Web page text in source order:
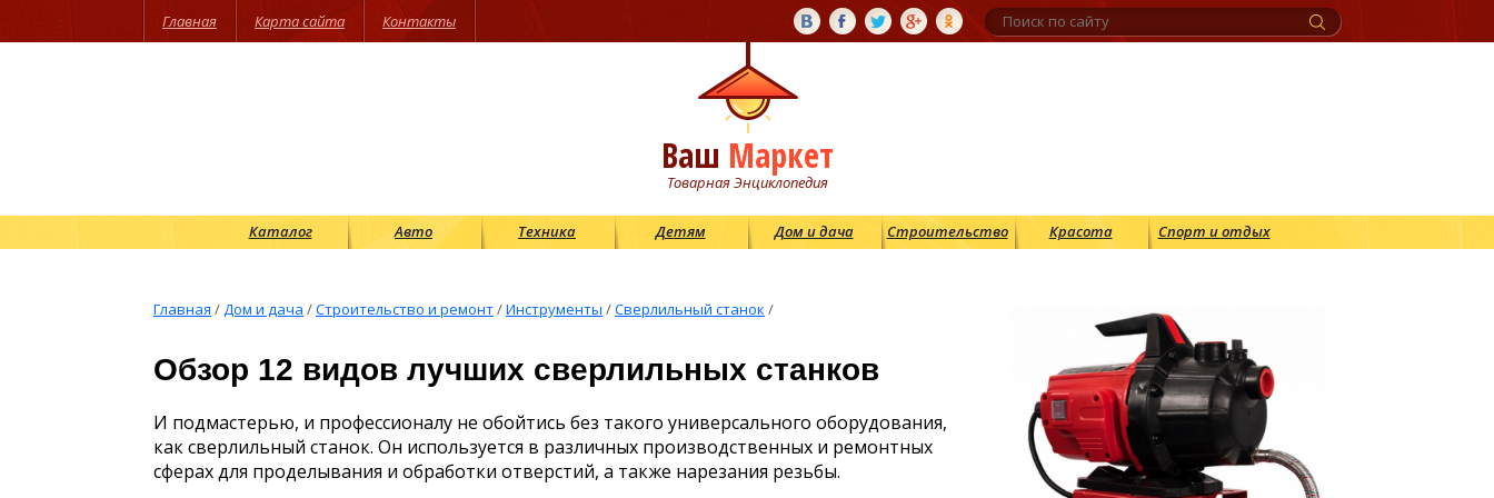
Главная Карта сайта Контакты
Ваш Маркет
Товарная Энциклопедия
Каталог Авто Техника Детям Дом и дача Строительство Красота Спорт и отдых
Главная /Дом и дача /Строительство и ремонт/Инструменты /Сверлильный станок /
Обзор 12 видов лучших сверлильных станков
И подмастерью, и профессионалу не обойтись без такого универсального оборудования,
как сверлильный станок. Он используется в различных производственных и ремонтных
сферах для проделывания и обработки отверстий, а также нарезания резьбы.